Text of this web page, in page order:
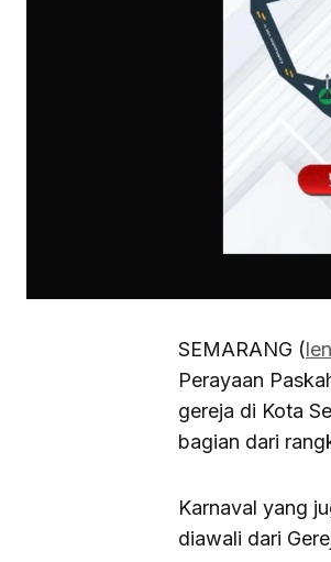
SEMARANG (
Perayaan
gereja di Kota
bagian dari
Karnaval yang
diawali dari